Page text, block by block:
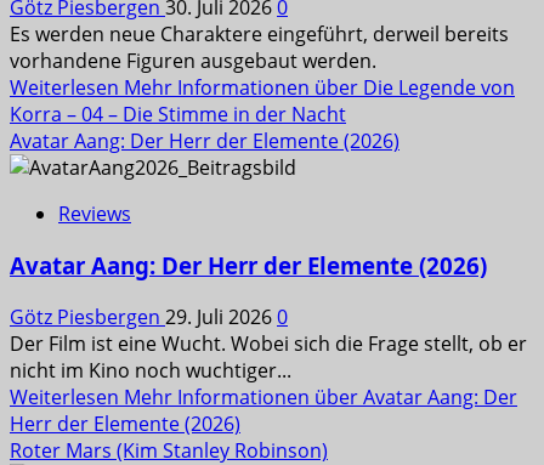
Götz Piesbergen 30. Juli 20260
Es werden neue Charaktere eingeführt, derweil bereits
vorhandene Figuren ausgebaut werden.
Weiterlesen Mehr Informationen über Die Legende von
Korra – 04 – Die Stimme in der Nacht
Avatar Aang: Der Herr der Elemente (2026)
Reviews
Avatar Aang: Der Herr der Elemente (2026)
Götz Piesbergen 29. Juli 20260
Der Film ist eine Wucht. Wobei sich die Frage stellt, ob er
nicht im Kino noch wuchtiger...
Weiterlesen Mehr Informationen über Avatar Aang: Der
Herr der Elemente (2026)
Roter Mars (Kim Stanley Robinson)